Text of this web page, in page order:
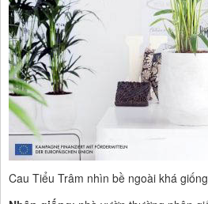
Cau Tiểu Trâm nhìn bề ngoài khá